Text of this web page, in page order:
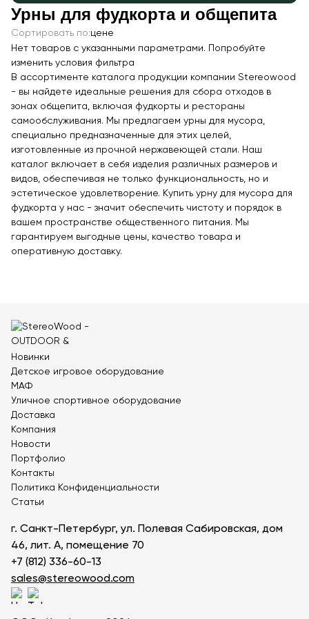
Качалки на пружине
Игровые домики
Канатные дороги
Песочницы
Игровые элементы
Теневые навесы для детских садов
Встраиваемые уличные батуты
Показать все товары
МАФ
Скамейки
Навесы и беседки
Перголы
Лежаки и шезлонги
Стенды и указатели
Умный город
Показать все товары
Уличное спортивное оборудование
Оборудование для воркаута
Уличные тренажеры
Параворкаут
УРБАНИКА спорт
Урны для фудкорта и общепита
Сортировать по:цене
Нет товаров с указанными параметрами. Попробуйте
изменить условия фильтра
В ассортименте каталога продукции компании Stereowood
- вы найдете идеальные решения для сбора отходов в
зонах общепита, включая фудкорты и рестораны
самообслуживания. Мы предлагаем урны для мусора,
специально предназначенные для этих целей,
изготовленные из прочной нержавеющей стали. Наш
каталог включает в себя изделия различных размеров и
видов, обеспечивая не только функциональность, но и
эстетическое удовлетворение. Купить урну для мусора для
фудкорта у нас - значит обеспечить чистоту и порядок в
вашем пространстве общественного питания. Мы
гарантируем выгодные цены, качество товара и
оперативную доставку.
Новинки
Детское игровое оборудование
МАФ
Уличное спортивное оборудование
Доставка
Компания
Новости
Портфолио
Контакты
Политика Конфиденциальности
Статьи
г. Санкт-Петербург, ул. Полевая Сабировская, дом
46, лит. А, помещение 70
+7 (812) 336-60-13
sales@stereowood.com